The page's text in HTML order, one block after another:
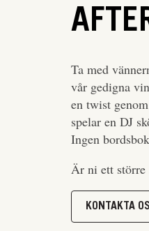
Ta med
vår gedigna
en twist
spelar en DJ
Ingen
Är ni ett större
KONTAKTA